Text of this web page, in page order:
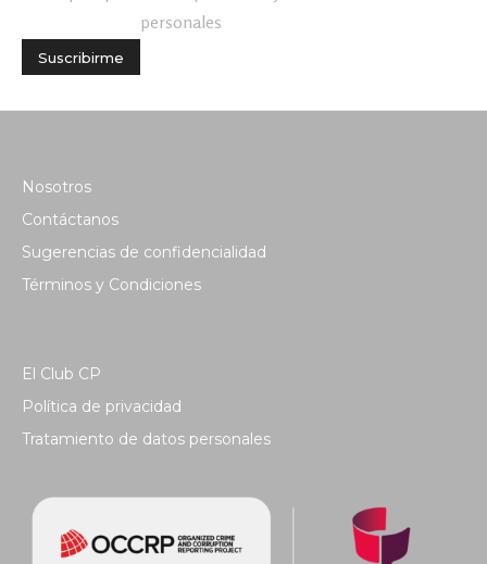
personales
Nosotros
Contáctanos
Sugerencias de confidencialidad
Términos y Condiciones
El Club CP
Política de privacidad
Tratamiento de datos personales